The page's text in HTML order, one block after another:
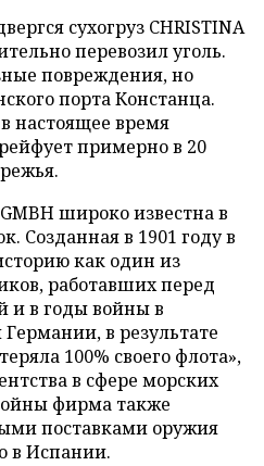
сухогруз CHRISTINA
перевозил уголь.
повреждения, но
порта Констанца.
настоящее время
примерно в 20
широко известна в
Созданная в 1901 году в
как один из
работавших перед
и в годы войны в
в результате
100% своего флота»,
в сфере морских
фирма также
поставками оружия
в Испании.